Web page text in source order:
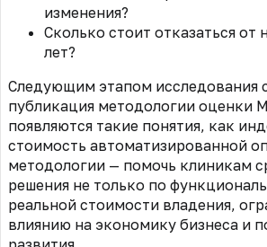
изменения?
Сколько стоит отказаться от
лет?
Следующим этапом исследования
публикация методологии оценки
появляются такие понятия, как
стоимость автоматизированной
методологии — помочь клиникам
решения не только по
реальной стоимости владения,
влиянию на экономику бизнеса и